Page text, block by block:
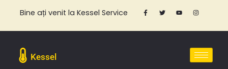
Bine ați venit la Kessel Service
Kessel